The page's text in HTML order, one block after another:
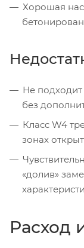
Хорошая
Не
без
Класс W4
зонах
«долив»
Расход